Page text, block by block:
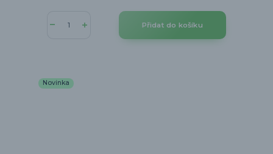
Přidat do košíku
Novinka